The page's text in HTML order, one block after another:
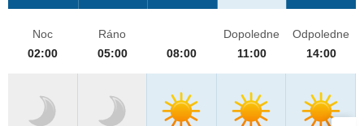
Noc
02:00
Ráno
05:00
08:00
Dopoledne
11:00
Odpoledne
14:00